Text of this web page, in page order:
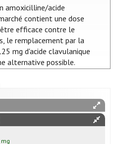
amoxicilline/acide
contient une dose
efficace contre le
le remplacement par la
mg d'acide clavulanique
alternative possible.
mg